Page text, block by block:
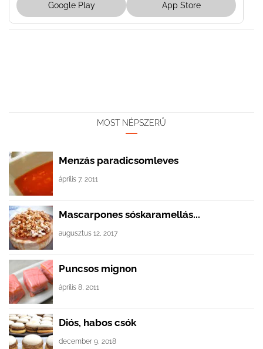
Google Play App Store
MOST NÉPSZERŰ
Menzás paradicsomleves
április 7, 2011
Mascarpones sóskaramellás...
augusztus 12, 2017
Puncsos mignon
április 8, 2011
Diós, habos csók
december 9, 2018